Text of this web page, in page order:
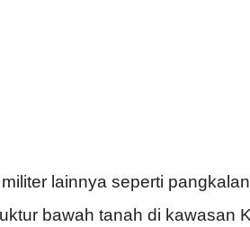
lainnya seperti
bawah tanah di kawasan